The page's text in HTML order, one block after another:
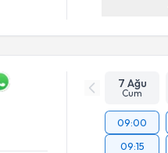
7 Ağu
Cum
09:00
09:15